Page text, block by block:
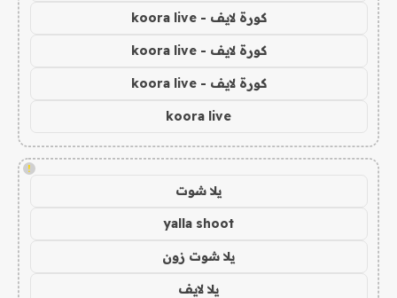
كورة لايف - koora live
كورة لايف - koora live
كورة لايف - koora live
koora live
!
يلا شوت
yalla shoot
يلا شوت زون
يلا لايف